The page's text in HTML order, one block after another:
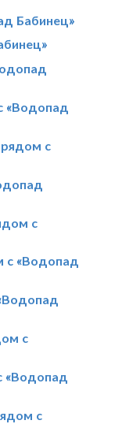
Бабинец»
«Водопад
с
с
с «Водопад
с
«Водопад
с